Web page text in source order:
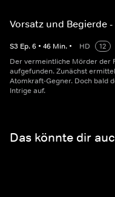
Vorsatz und Begierde -
S3 Ep.6 • 46 Min. • HD
12
Der vermeintliche Mörder der
aufgefunden. Zunächst
Atomkraft-Gegner. Doch bald
Intrige auf.
Das könnte dir